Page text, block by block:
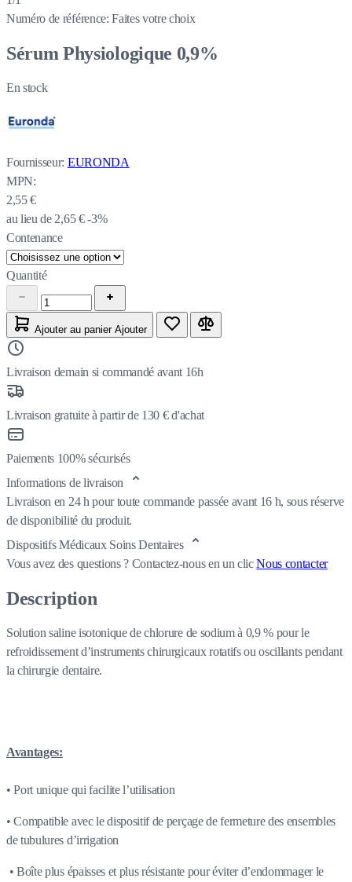
Numéro de référence: Faites votre choix
Sérum Physiologique 0,9%
En stock
Fournisseur: EURONDA
MPN:
2,55 €
au lieu de 2,65 € -3%
Contenance
Quantité
Ajouter au panier Ajouter
Livraison demain si commandé avant 16h
Livraison gratuite à partir de 130 € d'achat
Paiements 100% sécurisés
Informations de livraison
Livraison en 24 h pour toute commande passée avant 16 h, sous réserve
de disponibilité du produit.
Dispositifs Médicaux Soins Dentaires
Vous avez des questions ? Contactez-nous en un clicNous contacter
Description
Solution saline isotonique de chlorure de sodium à 0,9 % pour le
refroidissement d’instruments chirurgicaux rotatifs ou oscillants pendant
la chirurgie dentaire.
Avantages:
• Port unique qui facilite l’utilisation
• Compatible avec le dispositif de perçage de fermeture des ensembles
de tubulures d’irrigation
• Boîte plus épaisses et plus résistante pour éviter d’endommager le